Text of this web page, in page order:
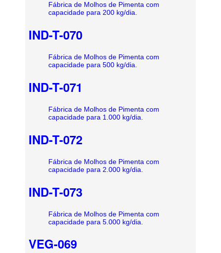
Fábrica de Molhos de Pimenta com
capacidade para 200 kg/dia.
IND-T-070
Fábrica de Molhos de Pimenta com
capacidade para 500 kg/dia.
IND-T-071
Fábrica de Molhos de Pimenta com
capacidade para 1.000 kg/dia.
IND-T-072
Fábrica de Molhos de Pimenta com
capacidade para 2.000 kg/dia.
IND-T-073
Fábrica de Molhos de Pimenta com
capacidade para 5.000 kg/dia.
VEG-069